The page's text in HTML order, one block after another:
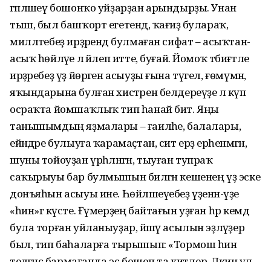
гәпләшеү бошонҡо уйҙарҙан арындырҙы. Унан
тыш, был башҡорт егетендә, ҡағиҙә булараҡ,
милләтебеҙ ирҙәрендә бул­маған сифат – асыҡтан-
асыҡ һөйләүе лә йәлеп итте, буғай. Йомоҡ тәбиғәтле
ирҙәребеҙ үҙ йөрәген асыуҙы ғына түгел, ғөмүмән,
яҡындарына булған хистәрен белдереүҙе лә күп
осраҡта йомшаҡлыҡ тип һанай бит. Яңы
танышымдың яҙмалары – ғаиләһе, балалары,
ейәндәре булыуға ҡарамаҫтан, сит ерҙә ерһенмәгән,
шуны тойоуҙан үрһәләнгән, тыуған тупраҡ
саҡырыуы бар булмышын биләгән кешенең үҙ эске
донъяһын асыуы ине. Һөйлә­шеүебеҙ үҙенән-үҙе
«һин»гә күсте. Ғүмерҙең байтағын уҙған һәр кемдә
була торған уйланыуҙар, йәшәү асылын эҙләүҙер
был, тип баһаларға тырышып: «Тормош һин